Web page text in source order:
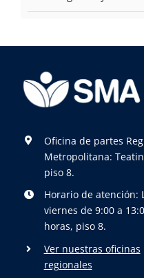
Oficina de partes
Metropolitana:
piso 8.
Horario de atención:
viernes de 9:00 a
horas, piso 8.
Ver nuestras oficinas
regionales